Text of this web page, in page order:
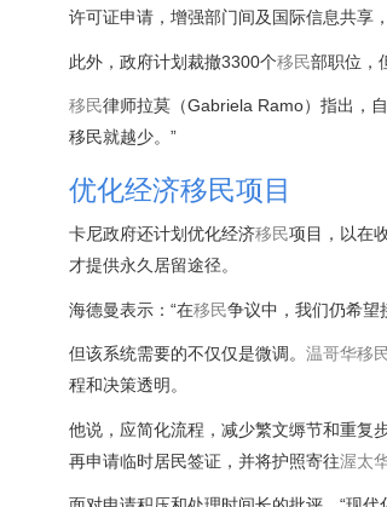
许可证申请，增强部门间及国际信息共享
此外，政府计划裁撤3300个移民部职位，
移民律师拉莫（Gabriela Ramo）指出，
移民就越少。”
优化经济移民项目
卡尼政府还计划优化经济移民项目，以在
才提供永久居留途径。
海德曼表示：“在移民争议中，我们仍希望
但该系统需要的不仅仅是微调。 温哥华移
程和决策透明。
他说，应简化流程，减少繁文缛节和重复
再申请临时居民签证，并将护照寄往渥太